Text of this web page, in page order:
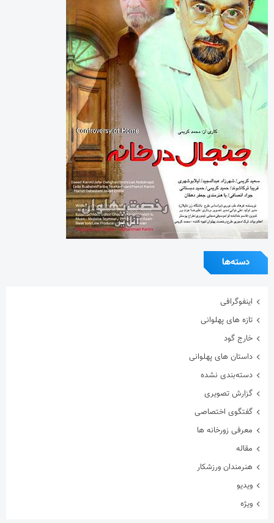
دسته‌ها
اینفوگرافی
تازه های پهلوانی
خارج گود
داستان های پهلوانی
دسته‌بندی نشده
گزارش تصویری
گفتگوی اختصاصی
معرفی زورخانه ها
مقاله
هنرمندان ورزشکار
ویدیو
ویژه